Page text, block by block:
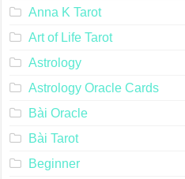
Anna K Tarot
Art of Life Tarot
Astrology
Astrology Oracle Cards
Bài Oracle
Bài Tarot
Beginner